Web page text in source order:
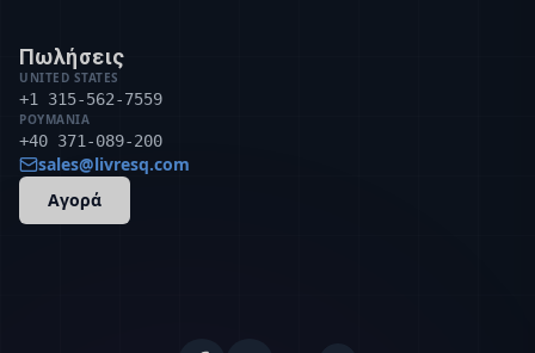
Πωλήσεις
UNITED STATES
+1 315-562-7559
ΡΟΥΜΑΝΊΑ
+40 371-089-200
sales@livresq.com
Αγορά